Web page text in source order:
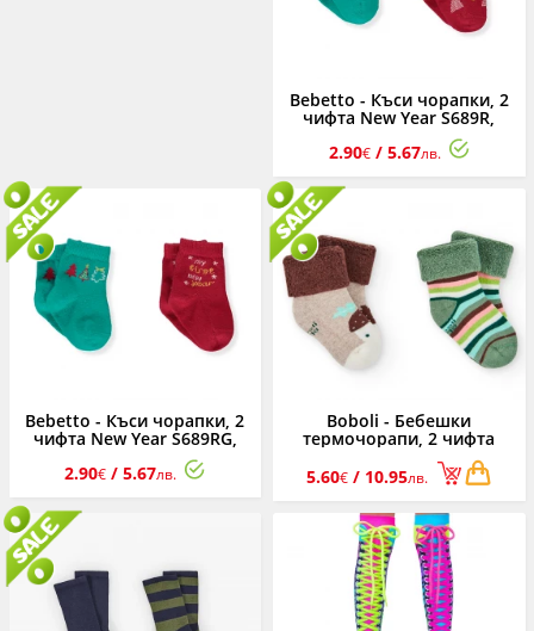
Bebetto - Къси чорапки, 2
чифта New Year S689R,
унисекс, червен, 0-36 м.
2.90€/ 5.67лв.
Bebetto - Къси чорапки, 2
чифта New Year S689RG,
унисекс, червено-зелен, 0-
36 м.
2.90€ / 5.67лв.
Boboli - Бебешки
термочорапи, 2 чифта
Cozy Winter 192002/7402,
унисекс, 16/21
5.60€ / 10.95лв.